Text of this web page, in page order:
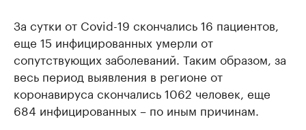
За сутки от Covid-19 скончались 16 пациентов,
еще 15 инфицированных умерли от
сопутствующих заболеваний. Таким образом, за
весь период выявления в регионе от
коронавируса скончались 1062 человек, еще
684 инфицированных – по иным причинам.